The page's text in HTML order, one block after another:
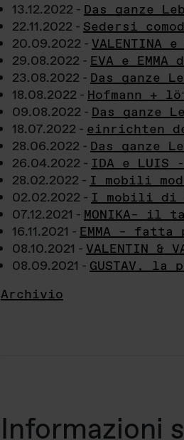
13.12.2022 - Das ganze
22.11.2022 - Sedersi
20.09.2022 -
29.08.2022 - EVA e
23.08.2022 - Das ganze
18.08.2022 - Hofmann +
09.08.2022 - Das ganze
18.07.2022 - einrichten
28.06.2022 - Das ganze
26.04.2022 - IDA e LUIS
28.02.2022 - I mobili
02.02.2022 - I mobili di
07.12.2021 - MONIKA– il
16.11.2021 - EMMA –
08.10.2021 - VALENTIN &
08.09.2021 - GUSTAV,
Archivio
Informazioni